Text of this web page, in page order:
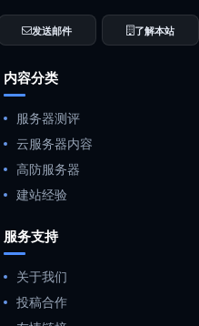
发送邮件 了解本站
内容分类
服务器测评
云服务器内容
高防服务器
建站经验
服务支持
关于我们
投稿合作